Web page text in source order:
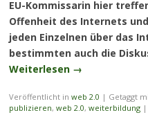
EU-Kommissarin hier
Offenheit des Internets
jeden Einzelnen über das
bestimmten auch die
Weiterlesen →
Veröffentlicht in web 2.0 | Getaggt
publizieren, web 2.0, weiterbildung |